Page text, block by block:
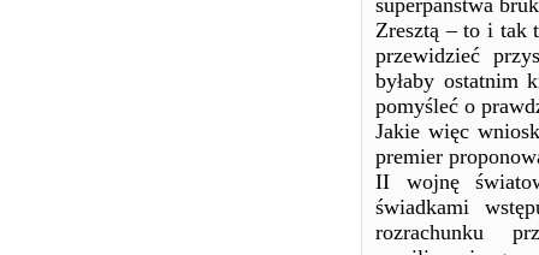
superpaństwa
Zresztą – to i tak
przewidzieć
byłaby ostatnim
pomyśleć o
Jakie więc
premier
II wojnę
świadkami
rozrachunku